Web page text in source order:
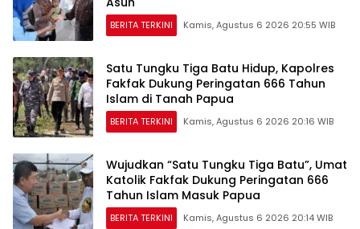
BERITA TERKINI Kamis, Agustus 6 2026 20:55 WIB
Satu Tungku Tiga Batu Hidup, Kapolres
Fakfak Dukung Peringatan 666 Tahun
Islam di Tanah Papua
BERITA TERKINI Kamis, Agustus 6 2026 20:16 WIB
Wujudkan “Satu Tungku Tiga Batu”, Umat
Katolik Fakfak Dukung Peringatan 666
Tahun Islam Masuk Papua
BERITA TERKINI Kamis, Agustus 6 2026 20:14 WIB